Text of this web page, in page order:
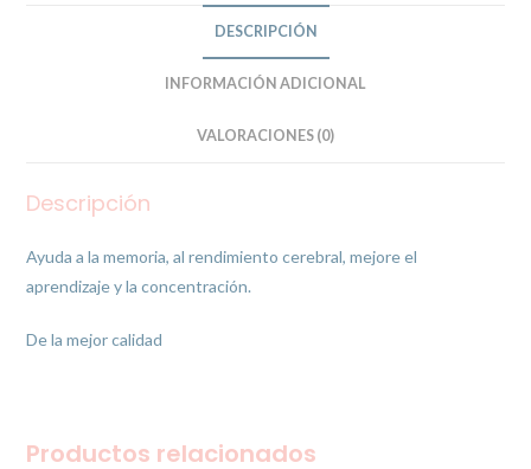
DESCRIPCIÓN
INFORMACIÓN ADICIONAL
VALORACIONES (0)
Descripción
Ayuda a la memoria, al rendimiento cerebral, mejore el
aprendizaje y la concentración.
De la mejor calidad
Productos relacionados